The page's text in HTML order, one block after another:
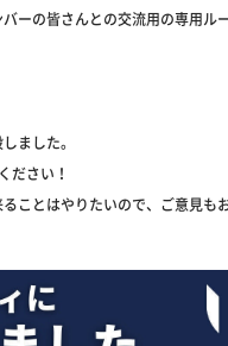
ーの皆さんとの交流用の専用ル
ました。
ださい！
ことはやりたいので、ご意見も